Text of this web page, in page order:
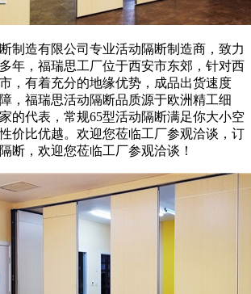
制造有限公司专业活动隔断制造商，致力
年，福瑞思工厂位于西安市东郊，针对西
，有着充分的地缘优势，成品出货速度
，福瑞思活动隔断品质源于欧洲精工细
的代表，常规65型活动隔断满足你大小空
价比优越。欢迎您莅临工厂参观洽谈，订
断，欢迎您莅临工厂参观洽谈！